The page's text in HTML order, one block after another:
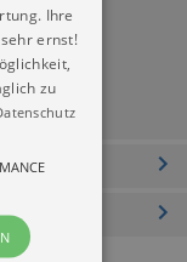
Ihre
ernst!
zu